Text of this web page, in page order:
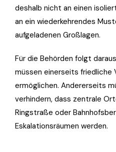
deshalb nicht an einen
an ein wiederkehrendes
aufgeladenen Großlagen.
Für die Behörden folgt
müssen einerseits friedliche
ermöglichen. Andererseits
verhindern, dass zentrale
Ringstraße oder
Eskalationsräumen werden.